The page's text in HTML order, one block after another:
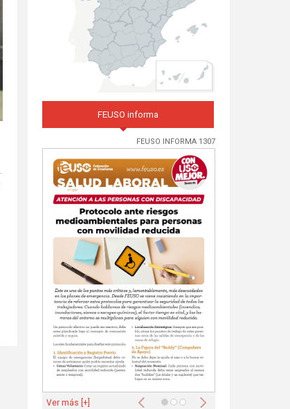
FEUSO informa
FEUSO INFORMA 1307
Anterior Siguiente
Ver más [+]